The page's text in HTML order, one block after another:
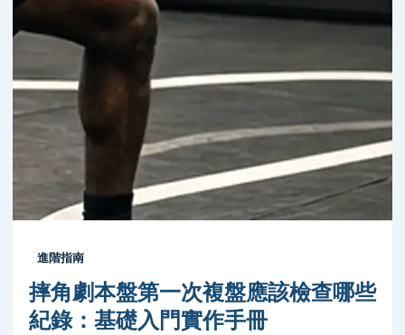
進階指南
摔角劇本盤第一次複盤應該檢查哪些
紀錄：基礎入門實作手冊